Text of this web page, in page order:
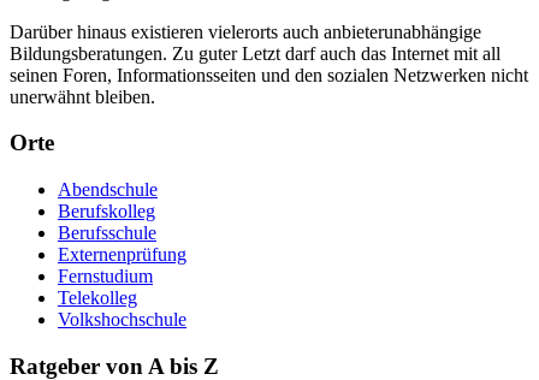
Darüber hinaus existieren vielerorts auch anbieterunabhängige
Bildungsberatungen. Zu guter Letzt darf auch das Internet mit all
seinen Foren, Informationsseiten und den sozialen Netzwerken nicht
unerwähnt bleiben.
Orte
Abendschule
Berufskolleg
Berufsschule
Externenprüfung
Fernstudium
Telekolleg
Volkshochschule
Ratgeber von A bis Z